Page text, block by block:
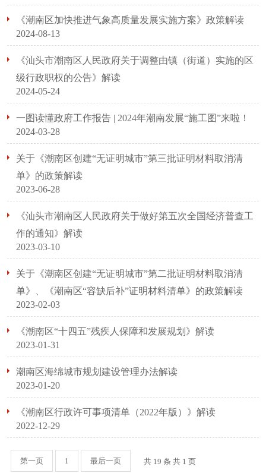
《潮南区加快推进气象高质量发展实施方案》政策解读
2024-08-13
《汕头市潮南区人民政府关于调整由镇（街道）实施的区
级行政职权的公告》解读
2024-05-24
一图读懂政府工作报告 | 2024年潮南发展“施工图”来啦！
2024-03-28
关于《潮南区创建“无证明城市”第三批证明材料取消清
单》的政策解读
2023-06-28
《汕头市潮南区人民政府关于做好第五次全国经济普查工
作的通知》解读
2023-03-10
关于《潮南区创建“无证明城市”第二批证明材料取消清
单》、《潮南区“容缺后补”证明材料清单》的政策解读
2023-02-03
《潮南区“十四五”残疾人保障和发展规划》解读
2023-01-31
潮南区海绵城市规划建设管理办法解读
2023-01-20
《潮南区行政许可事项清单（2022年版）》解读
2022-12-29
第一页 1 最后一页 共 19 条 共 1 页